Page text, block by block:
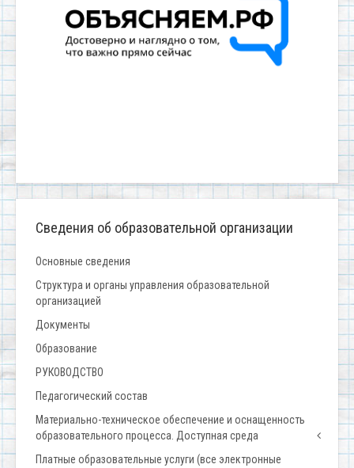
Сведения об образовательной организации
Основные сведения
Структура и органы управления образовательной
организацией
Документы
Образование
РУКОВОДСТВО
Педагогический состав
Материально-техническое обеспечение и оснащенность
образовательного процесса. Доступная среда
Платные образовательные услуги (все электронные